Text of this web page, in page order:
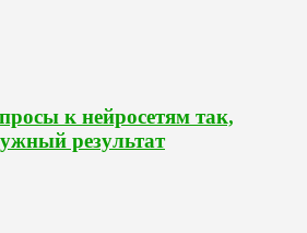
к нейросетям так,
результат